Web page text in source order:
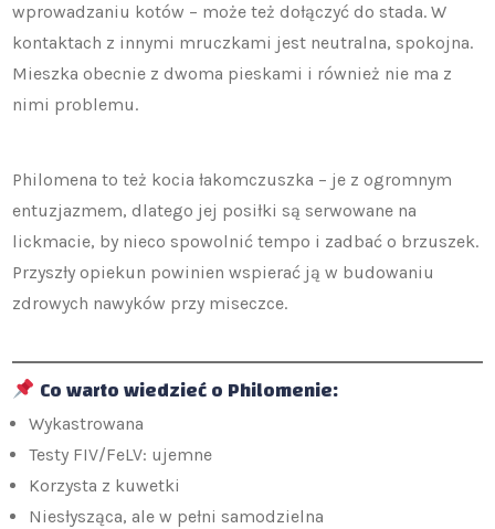
wprowadzaniu kotów – może też dołączyć do stada. W
kontaktach z innymi mruczkami jest neutralna, spokojna.
Mieszka obecnie z dwoma pieskami i również nie ma z
nimi problemu.
Philomena to też kocia łakomczuszka – je z ogromnym
entuzjazmem, dlatego jej posiłki są serwowane na
lickmacie, by nieco spowolnić tempo i zadbać o brzuszek.
Przyszły opiekun powinien wspierać ją w budowaniu
zdrowych nawyków przy miseczce.
Co warto wiedzieć o Philomenie:
Wykastrowana
Testy FIV/FeLV: ujemne
Korzysta z kuwetki
Niesłysząca, ale w pełni samodzielna